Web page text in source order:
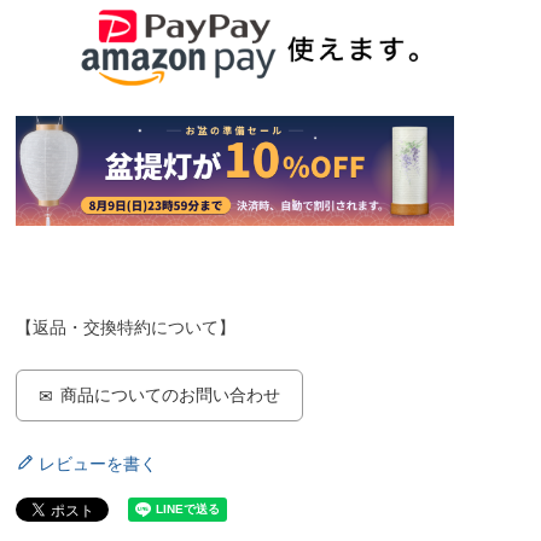
【返品・交換特約について】
商品についてのお問い合わせ
レビューを書く